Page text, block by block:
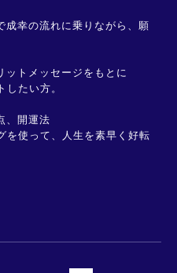
幸の流れに乗りながら、願
トメッセージをもとに
たい方。
、開運法
を使って、人生を素早く好転